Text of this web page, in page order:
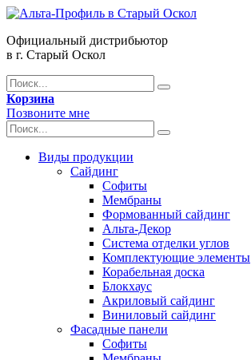
Официальный дистрибьютор
в г. Старый Оскол
Корзина
Позвоните мне
Виды продукции
Сайдинг
Софиты
Мембраны
Формованный сайдинг
Альта-Декор
Система отделки углов
Комплектующие элементы
Корабельная доска
Блокхаус
Акриловый сайдинг
Виниловый сайдинг
Фасадные панели
Софиты